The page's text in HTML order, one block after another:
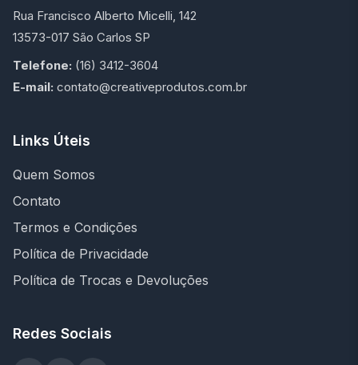
Rua Francisco Alberto Micelli, 142
13573-017 São Carlos SP
Telefone: (16) 3412-3604
E-mail: contato@creativeprodutos.com.br
Links Úteis
Quem Somos
Contato
Termos e Condições
Política de Privacidade
Política de Trocas e Devoluções
Redes Sociais